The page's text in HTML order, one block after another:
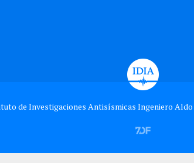
de Investigaciones Antisísmicas Ingeniero Aldo